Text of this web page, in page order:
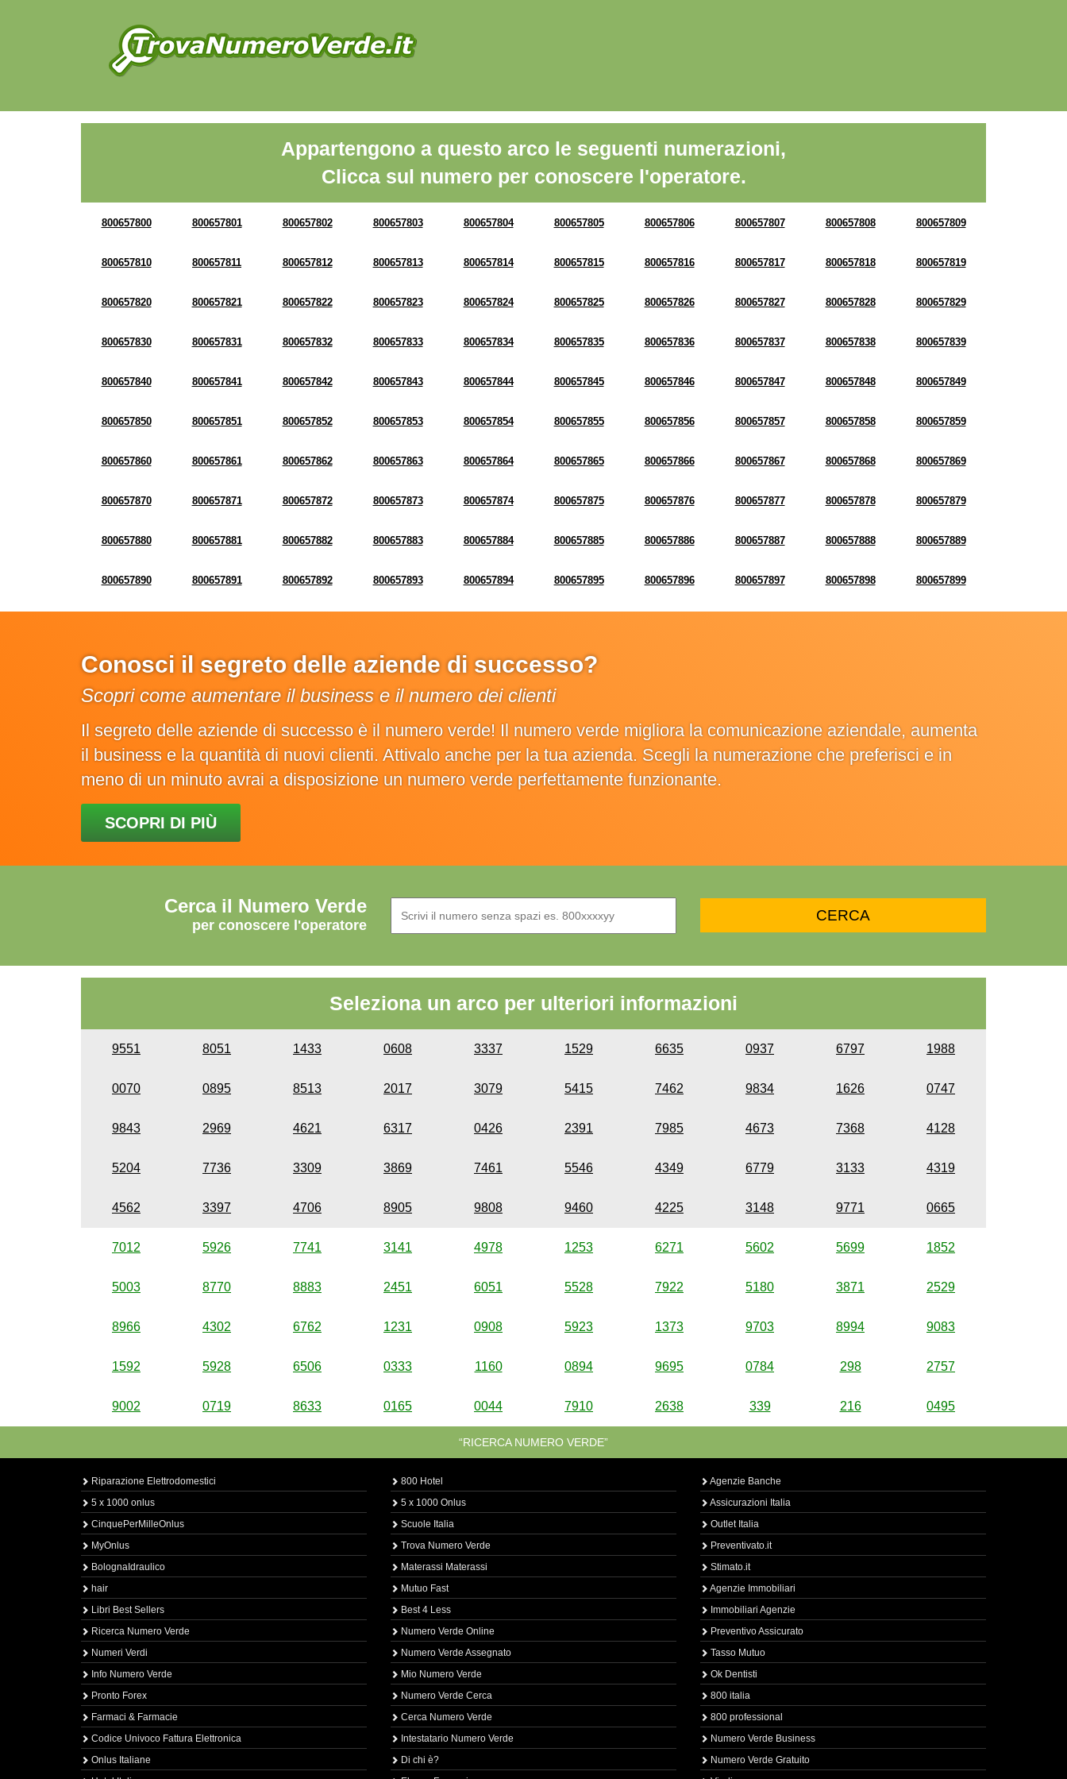
Appartengono a questo arco le seguenti numerazioni,
Clicca sul numero per conoscere l'operatore.
800657800 800657801 800657802 800657803 800657804 800657805 800657806 800657807 800657808 800657809
800657810 800657811 800657812 800657813 800657814 800657815 800657816 800657817 800657818 800657819
800657820 800657821 800657822 800657823 800657824 800657825 800657826 800657827 800657828 800657829
800657830 800657831 800657832 800657833 800657834 800657835 800657836 800657837 800657838 800657839
800657840 800657841 800657842 800657843 800657844 800657845 800657846 800657847 800657848 800657849
800657850 800657851 800657852 800657853 800657854 800657855 800657856 800657857 800657858 800657859
800657860 800657861 800657862 800657863 800657864 800657865 800657866 800657867 800657868 800657869
800657870 800657871 800657872 800657873 800657874 800657875 800657876 800657877 800657878 800657879
800657880 800657881 800657882 800657883 800657884 800657885 800657886 800657887 800657888 800657889
800657890 800657891 800657892 800657893 800657894 800657895 800657896 800657897 800657898 800657899
Conosci il segreto delle aziende di successo?
Scopri come aumentare il business e il numero dei clienti
Il segreto delle aziende di successo è il numero verde! Il numero verde migliora la comunicazione aziendale, aumenta
il business e la quantità di nuovi clienti. Attivalo anche per la tua azienda. Scegli la numerazione che preferisci e in
meno di un minuto avrai a disposizione un numero verde perfettamente funzionante.
SCOPRI DI PIÙ
Cerca il Numero Verde
per conoscere l'operatore
Seleziona un arco per ulteriori informazioni
9551 8051 1433 0608 3337 1529 6635 0937 6797 1988
0070 0895 8513 2017 3079 5415 7462 9834 1626 0747
9843 2969 4621 6317 0426 2391 7985 4673 7368 4128
5204 7736 3309 3869 7461 5546 4349 6779 3133 4319
4562 3397 4706 8905 9808 9460 4225 3148 9771 0665
7012 5926 7741 3141 4978 1253 6271 5602 5699 1852
5003 8770 8883 2451 6051 5528 7922 5180 3871 2529
8966 4302 6762 1231 0908 5923 1373 9703 8994 9083
1592 5928 6506 0333 1160 0894 9695 0784 298 2757
9002 0719 8633 0165 0044 7910 2638 339 216 0495
“RICERCA NUMERO VERDE”
Riparazione Elettrodomestici
5 x 1000 onlus
CinquePerMilleOnlus
MyOnlus
BolognaIdraulico
hair
Libri Best Sellers
Ricerca Numero Verde
Numeri Verdi
Info Numero Verde
Pronto Forex
Farmaci & Farmacie
Codice Univoco Fattura Elettronica
Onlus Italiane
800 Hotel
5 x 1000 Onlus
Scuole Italia
Trova Numero Verde
Materassi Materassi
Mutuo Fast
Best 4 Less
Numero Verde Online
Numero Verde Assegnato
Mio Numero Verde
Numero Verde Cerca
Cerca Numero Verde
Intestatario Numero Verde
Di chi è?
Agenzie Banche
Assicurazioni Italia
Outlet Italia
Preventivato.it
Stimato.it
Agenzie Immobiliari
Immobiliari Agenzie
Preventivo Assicurato
Tasso Mutuo
Ok Dentisti
800 italia
800 professional
Numero Verde Business
Numero Verde Gratuito